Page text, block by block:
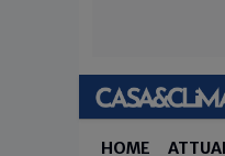
HOME